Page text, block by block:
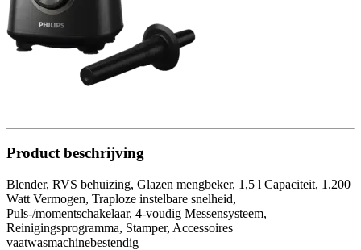
Product beschrijving
Blender, RVS behuizing, Glazen mengbeker, 1,5 l Capaciteit, 1.200
Watt Vermogen, Traploze instelbare snelheid,
Puls-/momentschakelaar, 4-voudig Messensysteem,
Reinigingsprogramma, Stamper, Accessoires
vaatwasmachinebestendig